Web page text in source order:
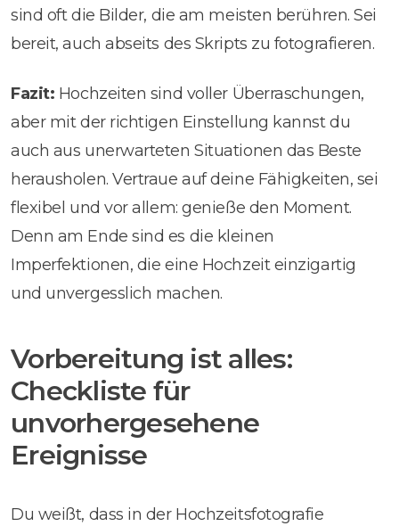
sind oft die Bilder, die am meisten berühren. Sei
bereit, auch abseits des Skripts zu fotografieren.
Fazit: Hochzeiten sind voller Überraschungen,
aber mit der richtigen Einstellung kannst du
auch aus unerwarteten Situationen das Beste
herausholen. Vertraue auf deine Fähigkeiten, sei
flexibel und vor allem: genieße den Moment.
Denn am Ende sind es die kleinen
Imperfektionen, die eine Hochzeit einzigartig
und unvergesslich machen.
Vorbereitung ist alles:
Checkliste für
unvorhergesehene
Ereignisse
Du weißt, dass in der Hochzeitsfotografie